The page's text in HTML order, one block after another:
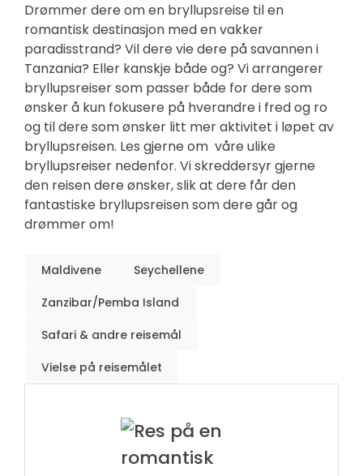
Drømmer dere om en bryllupsreise til en
romantisk destinasjon med en vakker
paradisstrand? Vil dere vie dere på savannen i
Tanzania? Eller kanskje både og? Vi arrangerer
bryllupsreiser som passer både for dere som
ønsker å kun fokusere på hverandre i fred og ro
og til dere som ønsker litt mer aktivitet i løpet av
bryllupsreisen. Les gjerne om våre ulike
bryllupsreiser nedenfor. Vi skreddersyr gjerne
den reisen dere ønsker, slik at dere får den
fantastiske bryllupsreisen som dere går og
drømmer om!
Maldivene
Seychellene
Zanzibar/Pemba Island
Safari & andre reisemål
Vielse på reisemålet